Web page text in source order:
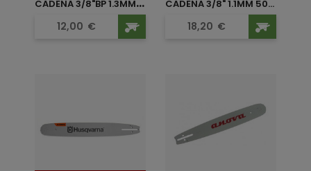
Precio
12,00 €
CADENA 3/8" 1.1MM 50...
Precio
18,20 €